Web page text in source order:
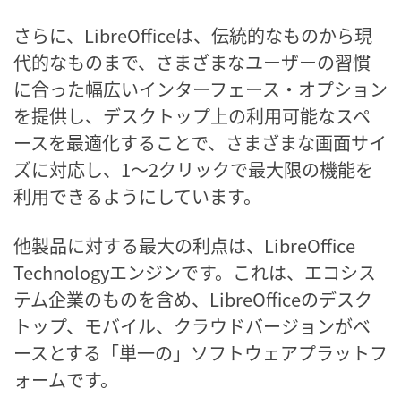
さらに、LibreOfficeは、伝統的なものから現
代的なものまで、さまざまなユーザーの習慣
に合った幅広いインターフェース・オプション
を提供し、デスクトップ上の利用可能なスペ
ースを最適化することで、さまざまな画面サイ
ズに対応し、1～2クリックで最大限の機能を
利用できるようにしています。
他製品に対する最大の利点は、LibreOffice
Technologyエンジンです。これは、エコシス
テム企業のものを含め、LibreOfficeのデスク
トップ、モバイル、クラウドバージョンがベ
ースとする「単一の」ソフトウェアプラットフ
ォームです。